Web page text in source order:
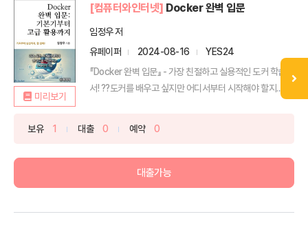
미리보기
[컴퓨터와인터넷] Docker 완벽 입문
임정우 저
유페이퍼
2024-08-16
YES24
『Docker 완벽 입문』 - 가장 친절하고 실용적인 도커 학습
서! ??도커를 배우고 싶지만 어디서부터 시작해야 할지...
보유 1 대출 0 예약 0
대출가능